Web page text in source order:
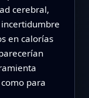
cerebral,
en calorías
para